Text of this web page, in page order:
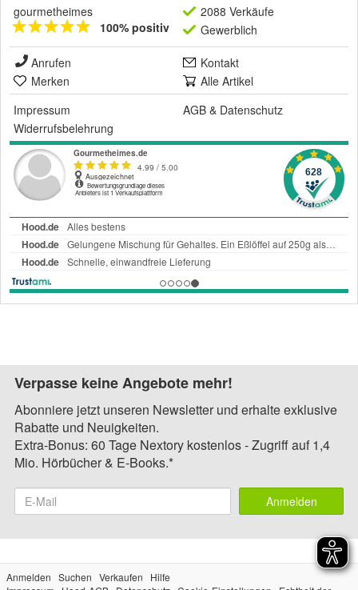
gourmetheimes
100% positiv
2088 Verkäufe
Gewerblich
Anrufen
Kontakt
Merken
Alle Artikel
Impressum
AGB & Datenschutz
Widerrufsbelehrung
Verpasse keine Angebote mehr!
Abonniere jetzt unseren Newsletter und erhalte exklusive
Rabatte und Neuigkeiten.
Extra-Bonus: 60 Tage Nextory kostenlos - Zugriff auf 1,4
Mio. Hörbücher & E-Books.*
Anmelden
Anmelden Suchen Verkaufen
Hilfe